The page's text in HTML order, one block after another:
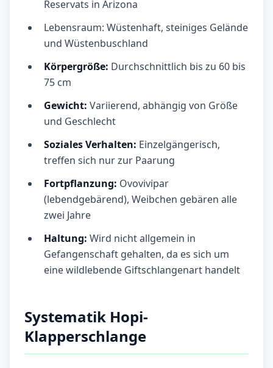
Reservats in Arizona
Lebensraum: Wüstenhaft, steiniges Gelände
und Wüstenbuschland
Körpergröße: Durchschnittlich bis zu 60 bis
75 cm
Gewicht: Variierend, abhängig von Größe
und Geschlecht
Soziales Verhalten: Einzelgängerisch,
treffen sich nur zur Paarung
Fortpflanzung: Ovovivipar
(lebendgebärend), Weibchen gebären alle
zwei Jahre
Haltung: Wird nicht allgemein in
Gefangenschaft gehalten, da es sich um
eine wildlebende Giftschlangenart handelt
Systematik Hopi-
Klapperschlange